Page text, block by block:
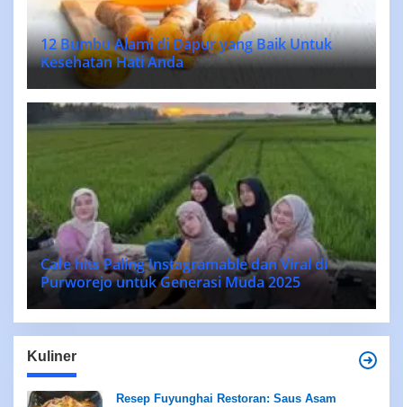
12 Bumbu Alami di Dapur yang Baik Untuk
Kesehatan Hati Anda
Cafe hits Paling Instagramable dan Viral di
Purworejo untuk Generasi Muda 2025
Kuliner
Resep Fuyunghai Restoran: Saus Asam